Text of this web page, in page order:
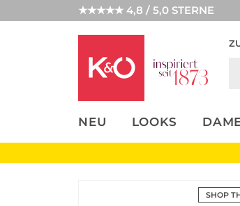
★★★★★ 4,8 / 5,0 STERNE
NEU LOOKS
UNSERE APP
CLICK &
SHOP